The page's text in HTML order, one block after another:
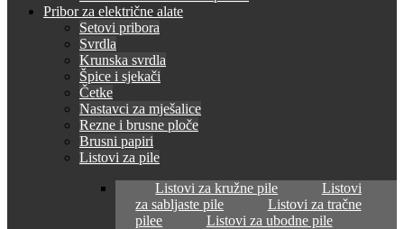
Pribor za električne alate
Setovi pribora
Svrdla
Krunska svrdla
Špice i sjekači
Četke
Nastavci za mješalice
Rezne i brusne ploče
Brusni papiri
Listovi za pile
Listovi za kružne pile
Listovi
za sabljaste pile
Listovi za tračne
pilee
Listovi za ubodne pile